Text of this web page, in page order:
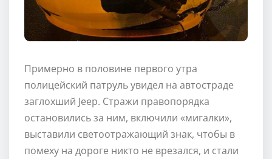
Примерно в половине первого утра
полицейский патруль увидел на автостраде
заглохший Jeep. Стражи правопорядка
остановились за ним, включили «мигалки»,
выставили светоотражающий знак, чтобы в
помеху на дороге никто не врезался, и стали